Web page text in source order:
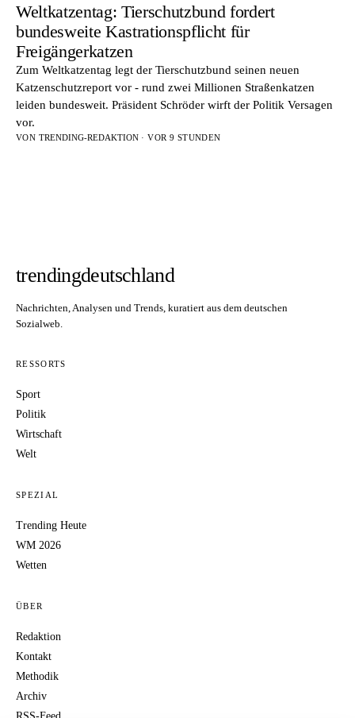
Weltkatzentag: Tierschutzbund fordert
bundesweite Kastrationspflicht für
Freigängerkatzen
Zum Weltkatzentag legt der Tierschutzbund seinen neuen
Katzenschutzreport vor - rund zwei Millionen Straßenkatzen
leiden bundesweit. Präsident Schröder wirft der Politik Versagen
vor.
VON TRENDING-REDAKTION· VOR 9 STUNDEN
trendingdeutschland
Nachrichten, Analysen und Trends, kuratiert aus dem deutschen
Sozialweb.
RESSORTS
Sport
Politik
Wirtschaft
Welt
SPEZIAL
Trending Heute
WM 2026
Wetten
ÜBER
Redaktion
Kontakt
Methodik
Archiv